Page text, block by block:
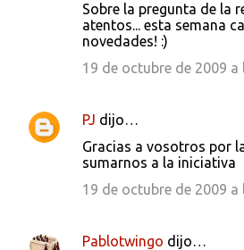
Sobre la pregunta de la
atentos... esta semana
novedades! :)
19 de octubre de 2009 a
PJ dijo…
Gracias a vosotros por
sumarnos a la iniciativa
19 de octubre de 2009 a
Pablotwingo dijo…